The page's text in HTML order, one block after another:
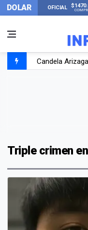
DOLAR OFICIAL
Candela
Triple crimen